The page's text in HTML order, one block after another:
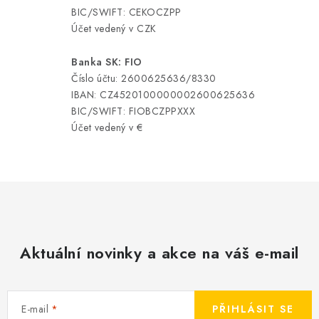
BIC/SWIFT: CEKOCZPP
Účet vedený v CZK
Banka SK: FIO
Číslo účtu: 2600625636/8330
IBAN: CZ4520100000002600625636
BIC/SWIFT: FIOBCZPPXXX
Účet vedený v €
Aktuální novinky a akce na váš e-mail
E-mail PŘIHLÁSIT SE